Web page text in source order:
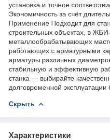
установка и точное
Экономичность за счёт
Применение Подходит для
строительных объектах, в ЖБИ-
металлообрабатывающих
работающих с арматурными
арматуры различных
стабильную и эффективную
станка — выбирайте
долговременной эксплуатации
Скрыть
Характеристики